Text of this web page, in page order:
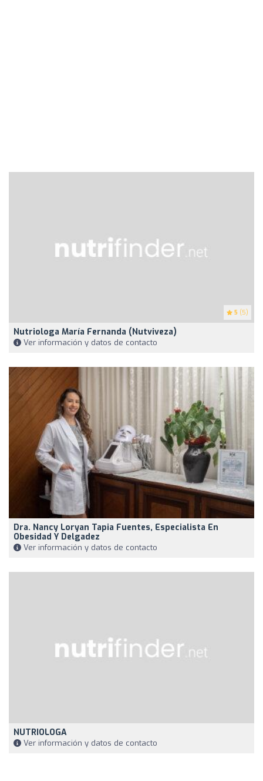
5 (5)
Nutriologa María Fernanda (nutviveza)
Ver información y datos de contacto
Dra. Nancy Loryan Tapia Fuentes, Especialista En
Obesidad Y Delgadez
Ver información y datos de contacto
NUTRIOLOGA
Ver información y datos de contacto